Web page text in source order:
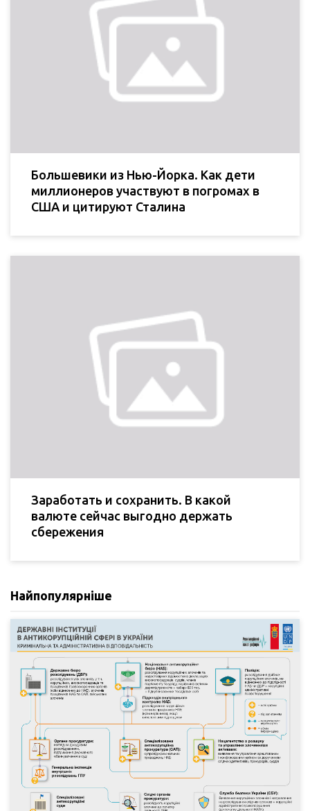
Большевики из Нью-Йорка. Как дети
миллионеров участвуют в погромах в
США и цитируют Сталина
Заработать и сохранить. В какой
валюте сейчас выгодно держать
сбережения
Найпопулярніше